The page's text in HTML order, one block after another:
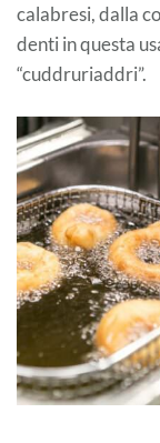
calabresi, dalla
denti in questa
“cuddruriaddri”.